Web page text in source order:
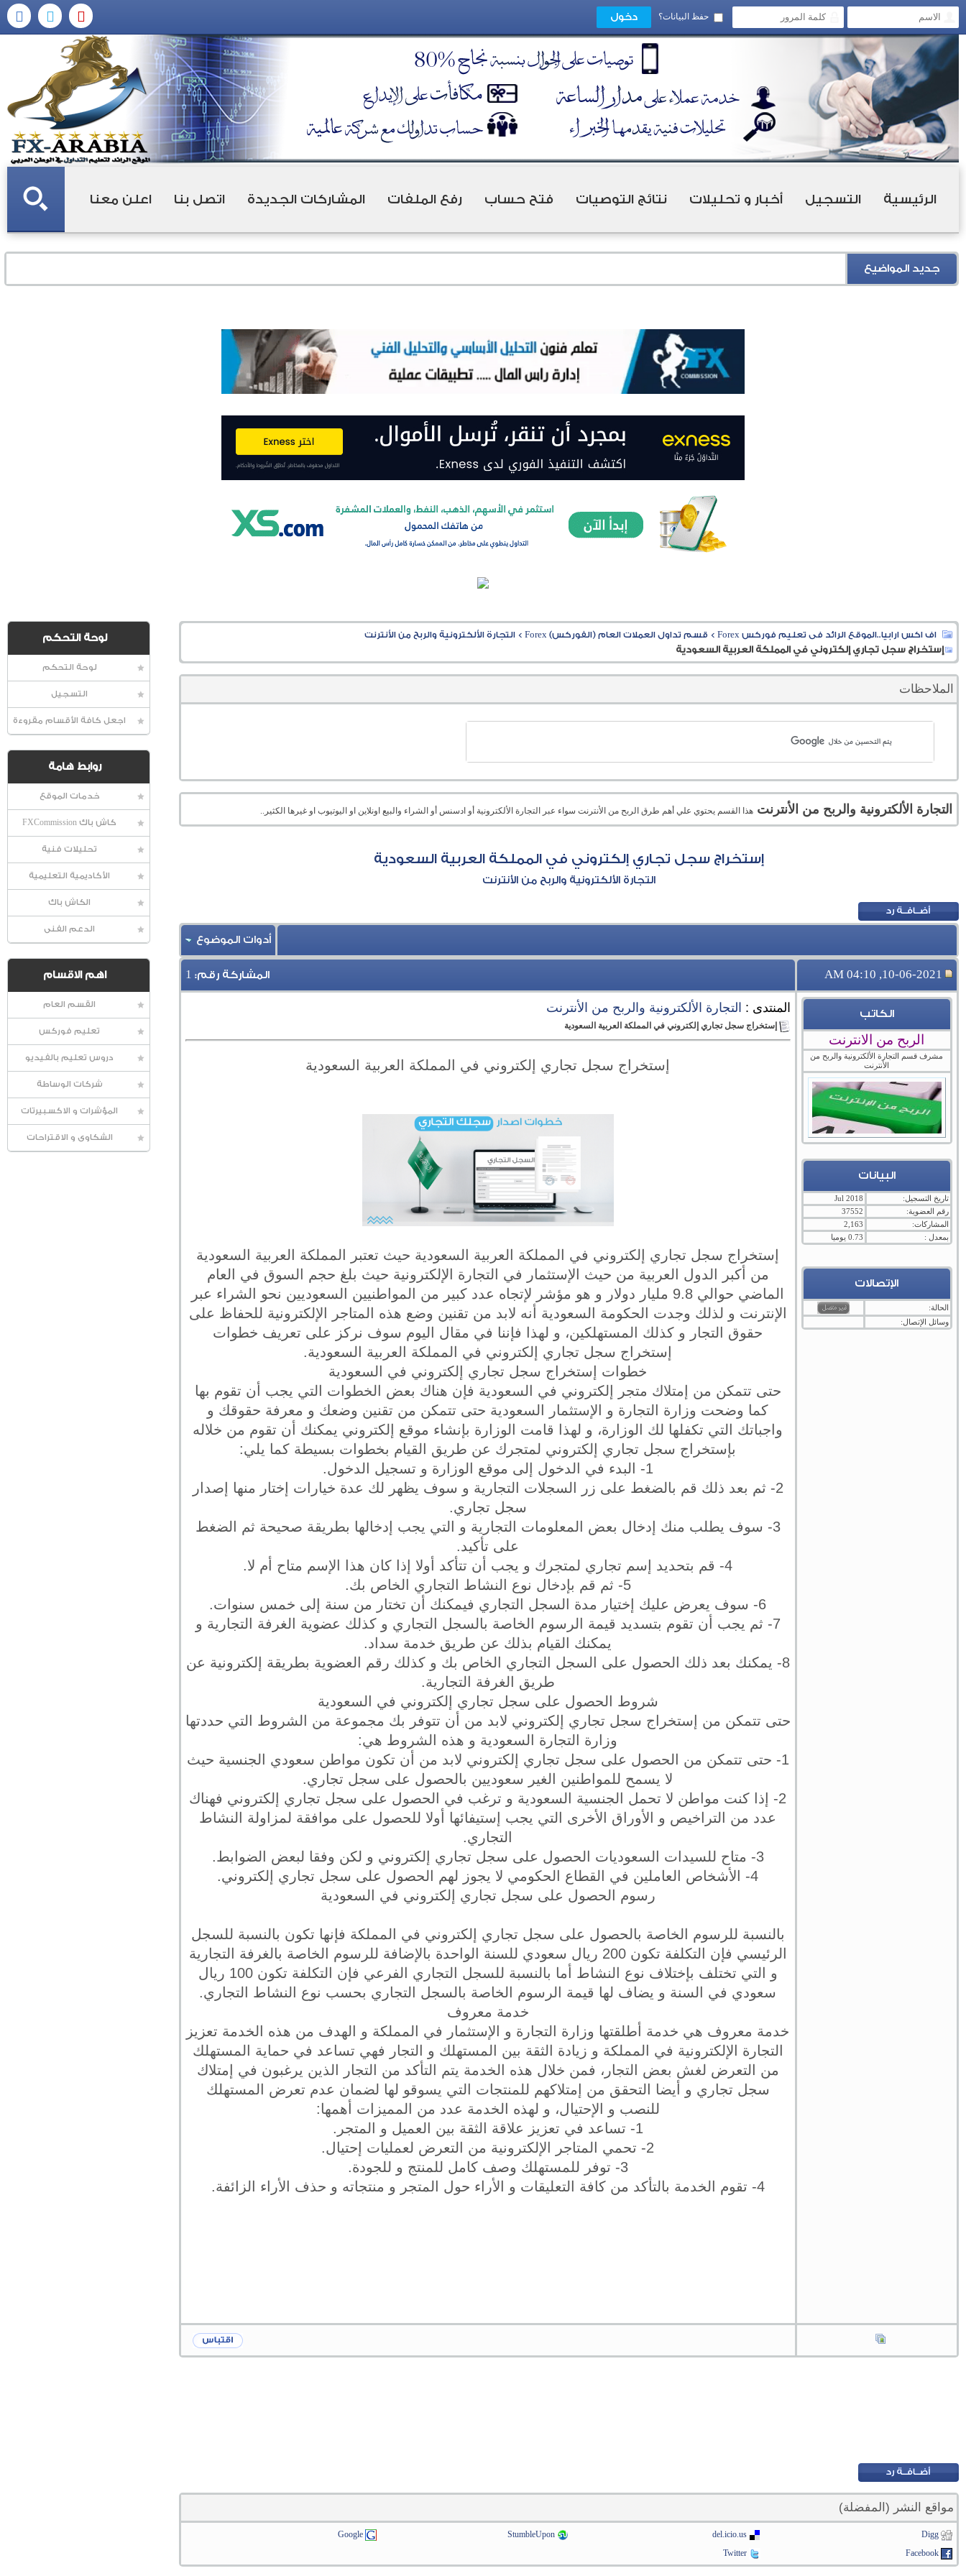
حفظ البيانات؟
الرئيسية التسجيل أخبار و تحليلات نتائج التوصيات فتح حساب رفع الملفات المشاركات الجديدة اتصل بنا اعلن معنا
جديد المواضيع
لوحة التحكم
لوحة التحكم
التسجيل
اجعل كافة الأقسام مقروءة
روابط هامة
خدمات الموقع
كاش باك FXCommission
تحليلات فنية
الأكاديمية التعليمية
الكاش باك
الدعم الفنى
اهم الاقسام
القسم العام
تعليم فوركس
دروس تعليم بالفيديو
شركات الوساطة
المؤشرات و الاكسبيرتات
الشكاوى و الاقتراحات
اف اكس ارابيا..الموقع الرائد فى تعليم فوركس Forex > قسم تداول العملات العام (الفوركس) Forex >التجارة الألكترونية والربح من الأنترنت
إستخراج سجل تجاري إلكتروني في المملكة العربية السعودية
الملاحظات
التجارة الألكترونية والربح من الأنترنت هذا القسم يحتوي علي أهم طرق الربح من الأنترنت سواء عبر التجارة الألكترونية أو ادسنس أو الشراء والبيع اونلاين او اليوتيوب او غيرها الكثير..
إستخراج سجل تجاري إلكتروني في المملكة العربية السعودية
التجارة الألكترونية والربح من الأنترنت
أدوات الموضوع
10-06-2021, 04:10 AM المشاركة رقم: 1
الكاتب
الربح من الانترنت
مشرف قسم التجارة الألكترونية والربح من
الأنترنت
البيانات
تاريخ التسجيل:
Jul 2018
رقم العضوية:
37552
المشاركات:
2,163
بمعدل :
0.73 يوميا
الإتصالات
الحالة:
وسائل الإتصال:
المنتدى : التجارة الألكترونية والربح من الأنترنت
إستخراج سجل تجاري إلكتروني في المملكة العربية السعودية
إستخراج سجل تجاري إلكتروني في المملكة العربية السعودية
إستخراج سجل تجاري إلكتروني في المملكة العربية السعودية حيث تعتبر المملكة العربية السعودية
من أكبر الدول العربية من حيث الإستثمار في التجارة الإلكترونية حيث بلغ حجم السوق في العام
الماضي حوالي 9.8 مليار دولار و هو مؤشر لإتجاه عدد كبير من المواطنيين السعوديين نحو الشراء عبر
الإنترنت و لذلك وجدت الحكومة السعودية أنه لابد من تقنين وضع هذه المتاجر الإلكترونية للحفاظ على
حقوق التجار و كذلك المستهلكين، و لهذا فإننا في مقال اليوم سوف نركز على تعريف خطوات
إستخراج سجل تجاري إلكتروني في المملكة العربية السعودية.
خطوات إستخراج سجل تجاري إلكتروني في السعودية
حتى تتمكن من إمتلاك متجر إلكتروني في السعودية فإن هناك بعض الخطوات التي يجب أن تقوم بها
كما وضحت وزارة التجارة و الإستثمار السعودية حتى تتمكن من تقنين وضعك و معرفة حقوقك و
واجباتك التي تكفلها لك الوزارة، و لهذا قامت الوزارة بإنشاء موقع إلكتروني يمكنك أن تقوم من خلاله
بإستخراج سجل تجاري إلكتروني لمتجرك عن طريق القيام بخطوات بسيطة كما يلي:
1- البدء في الدخول إلى موقع الوزارة و تسجيل الدخول.
2- ثم بعد ذلك قم بالضغط على زر السجلات التجارية و سوف يظهر لك عدة خيارات إختار منها إصدار
سجل تجاري.
3- سوف يطلب منك إدخال بعض المعلومات التجارية و التي يجب إدخالها بطريقة صحيحة ثم الضغط
على تأكيد.
4- قم بتحديد إسم تجاري لمتجرك و يجب أن تتأكد أولا إذا كان هذا الإسم متاح أم لا.
5- ثم قم بإدخال نوع النشاط التجاري الخاص بك.
6- سوف يعرض عليك إختيار مدة السجل التجاري فيمكنك أن تختار من سنة إلى خمس سنوات.
7- ثم يجب أن تقوم بتسديد قيمة الرسوم الخاصة بالسجل التجاري و كذلك عضوية الغرفة التجارية و
يمكنك القيام بذلك عن طريق خدمة سداد.
8- يمكنك بعد ذلك الحصول على السجل التجاري الخاص بك و كذلك رقم العضوية بطريقة إلكترونية عن
طريق الغرفة التجارية.
شروط الحصول على سجل تجاري إلكتروني في السعودية
حتى تتمكن من إستخراج سجل تجاري إلكتروني لابد من أن تتوفر بك مجموعة من الشروط التي حددتها
وزارة التجارة السعودية و هذه الشروط هي:
1- حتى تتمكن من الحصول على سجل تجاري إلكتروني لابد من أن تكون مواطن سعودي الجنسية حيث
لا يسمح للمواطنين الغير سعوديين بالحصول على سجل تجاري.
2- إذا كنت مواطن لا تحمل الجنسية السعودية و ترغب في الحصول على سجل تجاري إلكتروني فهناك
عدد من التراخيص و الأوراق الأخرى التي يجب إستيفائها أولا للحصول على موافقة لمزاولة النشاط
التجاري.
3- متاح للسيدات السعوديات الحصول على سجل تجاري إلكتروني و لكن وفقا لبعض الضوابط.
4- الأشخاص العاملين في القطاع الحكومي لا يجوز لهم الحصول على سجل تجاري إلكتروني.
رسوم الحصول على سجل تجاري إلكتروني في السعودية
بالنسبة للرسوم الخاصة بالحصول على سجل تجاري إلكتروني في المملكة فإنها تكون بالنسبة للسجل
الرئيسي فإن التكلفة تكون 200 ريال سعودي للسنة الواحدة بالإضافة للرسوم الخاصة بالغرفة التجارية
و التي تختلف بإختلاف نوع النشاط أما بالنسبة للسجل التجاري الفرعي فإن التكلفة تكون 100 ريال
سعودي في السنة و يضاف لها قيمة الرسوم الخاصة بالسجل التجاري بحسب نوع النشاط التجاري.
خدمة معروف
خدمة معروف هي خدمة أطلقتها وزارة التجارة و الإستثمار في المملكة و الهدف من هذه الخدمة تعزيز
التجارة الإلكترونية في المملكة و زيادة الثقة بين المستهلك و التجار فهي تساعد في حماية المستهلك
من التعرض لغش بعض التجار، فمن خلال هذه الخدمة يتم التأكد من التجار الذين يرغبون في إمتلاك
سجل تجاري و أيضا التحقق من إمتلاكهم للمنتجات التي يسوقو لها لضمان عدم تعرض المستهلك
للنصب و الإحتيال، و لهذه الخدمة عدد من المميزات أهمها:
1- تساعد في تعزيز علاقة الثقة بين العميل و المتجر.
2- تحمي المتاجر الإلكترونية من التعرض لعمليات إحتيال.
3- توفر للمستهلك وصف كامل للمنتج و للجودة.
4- تقوم الخدمة بالتأكد من كافة التعليقات و الأراء حول المتجر و منتجاته و حذف الأراء الزائفة.
مواقع النشر (المفضلة)
Digg
del.icio.us
StumbleUpon
Google
Facebook
Twitter